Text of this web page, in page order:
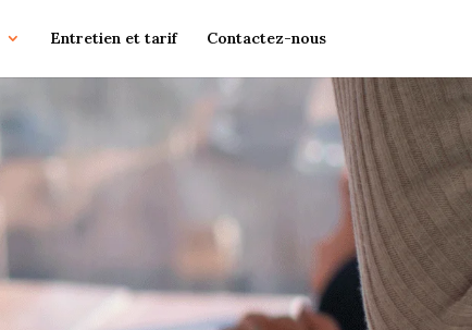
Entretien et tarif Contactez-nous